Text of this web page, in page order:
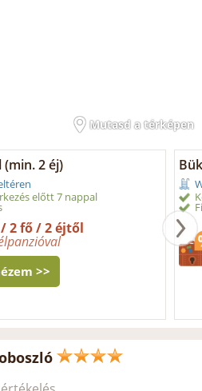
Mutasd a térképen
2 éj)
előtt 7 nappal
/ 2 fő / 2 éjtől
>>